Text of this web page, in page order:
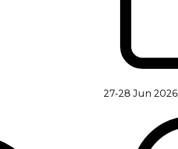
27-28 Jun 2026